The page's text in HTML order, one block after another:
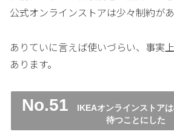
公式オンラインストアは少々制約があ
ありていに言えば使いづらい、事実
あります。
No.51 IKEAオンラインストア
待つことにした